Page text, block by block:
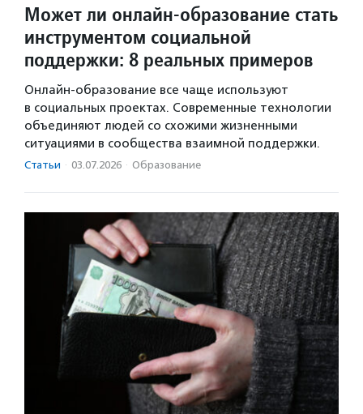
Может ли онлайн-образование стать
инструментом социальной
поддержки: 8 реальных примеров
Онлайн-образование все чаще используют
в социальных проектах. Современные технологии
объединяют людей со схожими жизненными
ситуациями в сообщества взаимной поддержки.
Статьи · 03.07.2026 · Образование